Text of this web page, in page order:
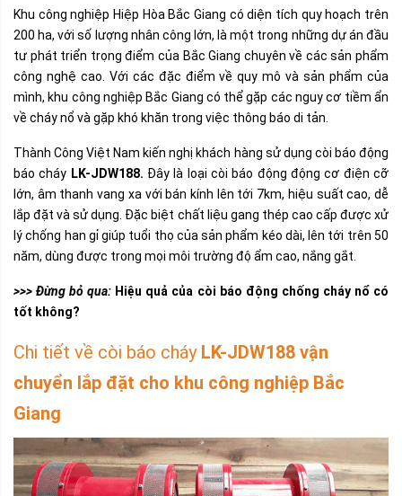
Khu công nghiệp Hiệp Hòa Bắc Giang có diện tích quy hoạch trên
200 ha, với số lượng nhân công lớn, là một trong những dự án đầu
tư phát triển trọng điểm của Bắc Giang chuyên về các sản phẩm
công nghệ cao. Với các đặc điểm về quy mô và sản phẩm của
mình, khu công nghiệp Bắc Giang có thể gặp các nguy cơ tiềm ẩn
về cháy nổ và gặp khó khăn trong việc thông báo di tản.
Thành Công Việt Nam kiến nghị khách hàng sử dụng còi báo động
báo cháy LK-JDW188. Đây là loạicòi báo động động cơ điện cỡ
lớn, âm thanh vang xa với bán kính lên tới 7km, hiệu suất cao, dễ
lắp đặt và sử dụng. Đặc biệt chất liệu gang thép cao cấp được xử
lý chống han gỉ giúp tuổi thọ của sản phẩm kéo dài, lên tới trên 50
năm, dùng được trong mọi môi trường độ ẩm cao, nắng gắt.
>>> Đừng bỏ qua: Hiệu quả của còi báo động chống cháy nổ có
tốt không?
Chi tiết về còi báo cháy LK-JDW188 vận
chuyển lắp đặt cho khu công nghiệp Bắc
Giang